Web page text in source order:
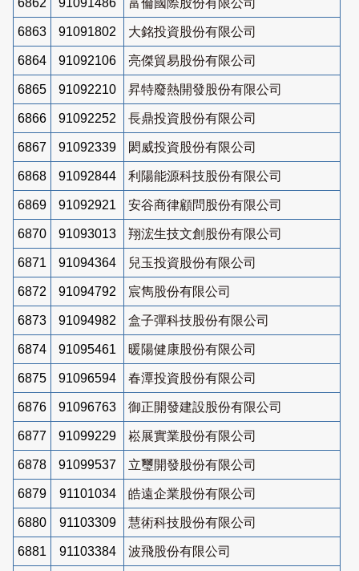
6863 91091802 大銘投資股份有限公司
6864 91092106 亮傑貿易股份有限公司
6865 91092210 昇特廢熱開發股份有限公司
6866 91092252 長鼎投資股份有限公司
6867 91092339 閎威投資股份有限公司
6868 91092844 利陽能源科技股份有限公司
6869 91092921 安谷商律顧問股份有限公司
6870 91093013 翔浤生技文創股份有限公司
6871 91094364 兒玉投資股份有限公司
6872 91094792 宸雋股份有限公司
6873 91094982 盒子彈科技股份有限公司
6874 91095461 暖陽健康股份有限公司
6875 91096594 春潭投資股份有限公司
6876 91096763 御正開發建設股份有限公司
6877 91099229 崧展實業股份有限公司
6878 91099537 立璽開發股份有限公司
6879 91101034 皓遠企業股份有限公司
6880 91103309 慧術科技股份有限公司
6881 91103384 波飛股份有限公司